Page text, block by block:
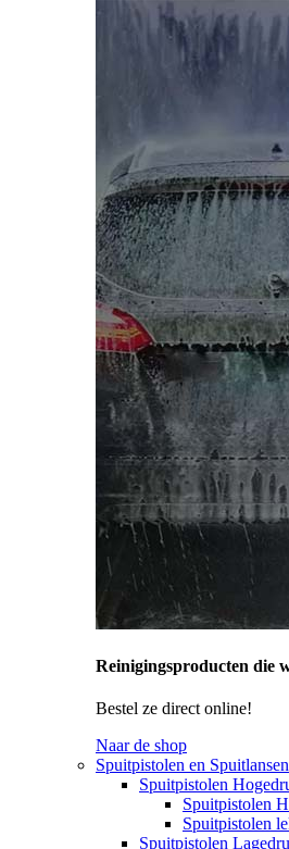
Reinigingsproducten die
Bestel ze direct online!
Naar de shop
Spuitpistolen en Spuitlansen
Spuitpistolen
Spuitpistolen
Spuitpistolen
Spuitpistolen